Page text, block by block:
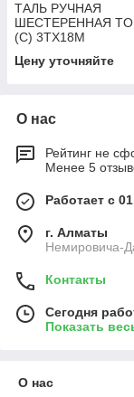
ТАЛЬ РУЧНАЯ
ШЕСТЕРЕННАЯ
(C) 3ТХ18М
Цену уточняйте
О нас
Рейтинг не
Менее 5
Работает с
г. Алматы
Немировича-
Контакты
Сегодня
Показать
О нас